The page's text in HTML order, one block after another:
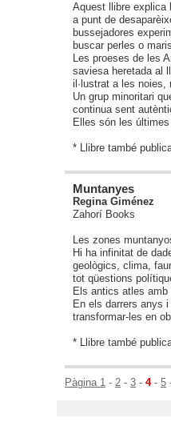
Aquest llibre explica
a punt de
bussejadores
buscar perles o
Les proeses de les
saviesa heretada al
il·lustrat a les
Un grup minoritari
continua sent
Elles són les
* Llibre també
Muntanyes
Regina Giménez
Zahorí Books
Les zones
Hi ha infinitat de
geològics, clima,
tot qüestions
Els antics atles
En els darrers anys
transformar-les en
* Llibre també
Pàgina 1 - 2 - 3 - 4- 5